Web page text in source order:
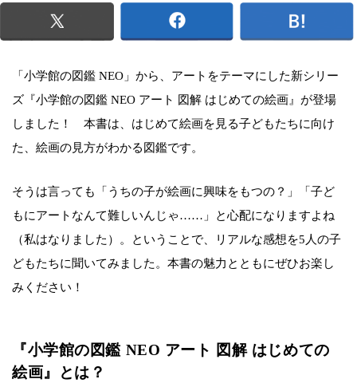
「小学館の図鑑 NEO」から、アートをテーマにした新シリー
ズ『小学館の図鑑 NEO アート 図解 はじめての絵画』が登場
しました！ 本書は、はじめて絵画を見る子どもたちに向け
た、絵画の見方がわかる図鑑です。
そうは言っても「うちの子が絵画に興味をもつの？」「子ど
もにアートなんて難しいんじゃ……」と心配になりますよね
（私はなりました）。ということで、リアルな感想を5人の子
どもたちに聞いてみました。本書の魅力とともにぜひお楽し
みください！
『小学館の図鑑 NEO アート 図解 はじめての
絵画』とは？